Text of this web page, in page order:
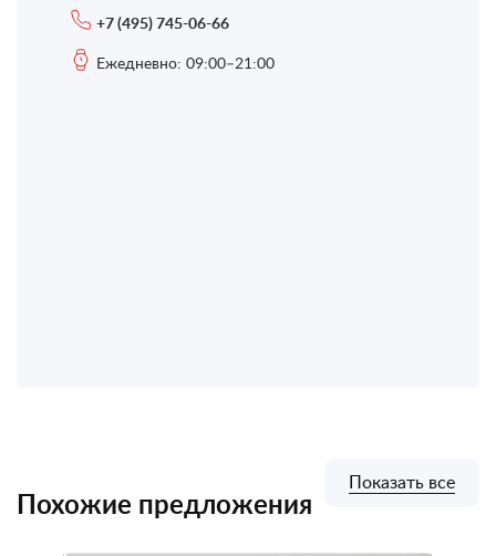
+7 (495) 745-06-66
Ежедневно: 09:00–21:00
Похожие предложения
Показать все